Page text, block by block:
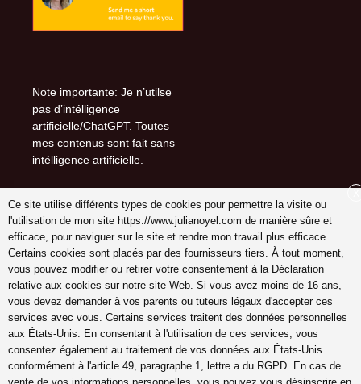
Note importante: Je n’utilse
pas d’intélligence
artificielle/ChatGPT. Toutes
mes contenus sont fait sans
intélligence artificielle.
Suivez-moi sur (-:
youtube
INSTAGRAM
Pinterest
coach en gestion émotions,
communication, relation,
Ce site utilise différents types de cookies pour permettre la visite ou
l'utilisation de mon site https://www.julianoyel.com de manière sûre et
efficace, pour naviguer sur le site et rendre mon travail plus efficace.
Certains cookies sont placés par des fournisseurs tiers. À tout moment,
vous pouvez modifier ou retirer votre consentement à la Déclaration
relative aux cookies sur notre site Web. Si vous avez moins de 16 ans,
vous devez demander à vos parents ou tuteurs légaux d'accepter ces
services avec vous. Certains services traitent des données personnelles
aux États-Unis. En consentant à l'utilisation de ces services, vous
consentez également au traitement de vos données aux États-Unis
conformément à l'article 49, paragraphe 1, lettre a du RGPD. En cas de